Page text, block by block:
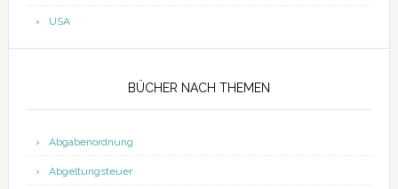
USA
BÜCHER NACH THEMEN
Abgabenordnung
Abgeltungsteuer